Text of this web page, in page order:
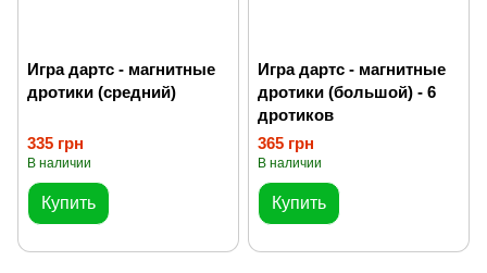
Игра дартс - магнитные
дротики (средний)
335 грн
В наличии
Купить
Игра дартс - магнитные
дротики (большой) - 6
дротиков
365 грн
В наличии
Купить